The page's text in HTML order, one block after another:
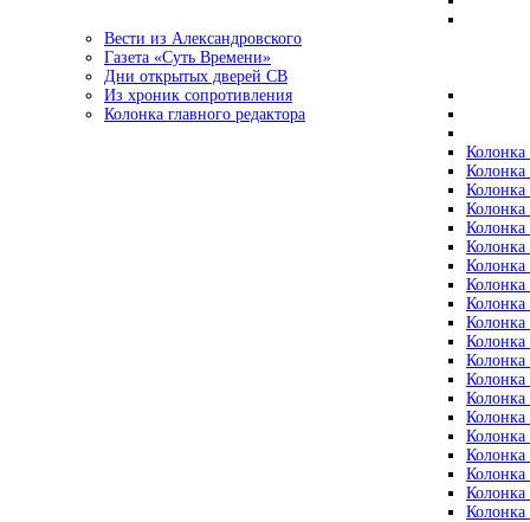
Вести из Александровского
Газета «Суть Времени»
Дни открытых дверей СВ
Из хроник сопротивления
Колонка главного редактора
Колонка
Колонка
Колонка
Колонка
Колонка
Колонка
Колонка
Колонка
Колонка
Колонка
Колонка
Колонка
Колонка
Колонка
Колонка
Колонка
Колонка
Колонка
Колонка
Колонка